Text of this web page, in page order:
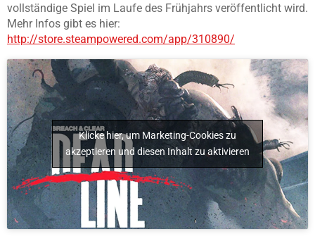
vollständige Spiel im Laufe des Frühjahrs veröffentlicht wird.
Mehr Infos gibt es hier:
http://store.steampowered.com/app/310890/
Klicke hier, um Marketing-Cookies zu
akzeptieren und diesen Inhalt zu aktivieren